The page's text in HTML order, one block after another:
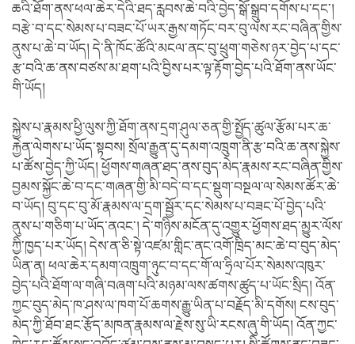
ཆའི་ཐོག་ནས་ཕལ་ཆེར་དེའི་ཐད་རླབས་ཆེ་བའི་བྱེད་སྒོ་སྒྲུབ་དགོས་པ་དང་།
བརྩེ་བ་དང་སེམས་པ་བཟང་པོ་ཡར་རྒྱས་གཏོང་བར་བུ་ལས་རང་བཞིན་གྱིས་
ནུས་པ་ཆེ་བ་ཡོད། དེ་ནི་ཁོང་ཚོའི་མངལ་ནང་བུ་ཕྲུག་གཅེས་ཉར་བྱེད་པ་དང་
རྩ་བའི་ཆ་ནས་བཙས་མ་ཐག་པའི་བྱིས་པར་ལྟ་རྟོག་བྱེད་པའི་ཐོག་ནས་ཡོང་
གི་ཡོད།
སྐྱེས་པ་རྣམས་ཕྱི་ལུས་ཀྱི་ཐོག་ནས་དྲག་ཤུལ་ཅན་གྱི་སྤྱོད་ཚུལ་རྩོམ་པར་ཆ་
རྐྱེན་ལེགས་པ་ཡོད་སྟབས། སྲོལ་རྒྱུན་དུ་དམག་འཁྲུག་ནི་རྩ་བའི་ཆ་ནས་སྐྱེས་
པ་ཚོས་བྱེད་ཀྱི་ཡོད། ཕྱོགས་གཞན་ཐད་ནས་བུད་མེད་རྣམས་རང་བཞིན་གྱིས་
བྱམས་སྐྱོང་ཆེ་བ་དང་གཞན་གྱི་མི་བདེ་བ་དང་སྡུག་བསྔལ་ལ་སེམས་ཚོར་ཆེ་
བ་ཡོད། བུ་དང་བུ་མོ་རྣམས་ལ་དྲག་སྦྱོར་དང་སེམས་པ་བཟང་པོ་བྱེད་པའི་
ནུས་པ་གཅིག་པ་ཡོད་ནའང་། དེ་གཉིས་མངོན་དུ་འགྱུར་ཕྱོགས་ཐད་མྱུར་ལོས་
ཀྱི་ཁྱད་པར་ཡོད། དེས་ན་ཅི་སྟེ་འཛམ་གླིང་ནང་འགོ་ཁྲིད་མང་ཆེ་བ་བུད་མེད་
ཡིན་ན། ཕལ་ཆེར་དམག་འཁྲུག་ཉུང་བ་དང་གོ་ལ་ཧྲིལ་པོར་སེམས་འཁུར་
བྱེད་པའི་ཐོག་ལ་གཞི་བཞག་པའི་མཉམ་ལས་ཚགས་ཚུད་པ་ཡོང་སྲིད། འོན་
ཀྱང་བུད་མེད་ཁ་ཤས་ལ་ཁག་པོ་ཆགས་རྒྱུ་ཡིན་པ་བརྗོད་མི་དགོས། ངས་བུད་
མེད་ཀྱི་ཐོབ་ཐང་རྩོད་མཁན་རྣམས་ལ་རྗེས་སུ་ཡི་རངས་ཞུ་གི་ཡོད། འོན་ཀྱང་